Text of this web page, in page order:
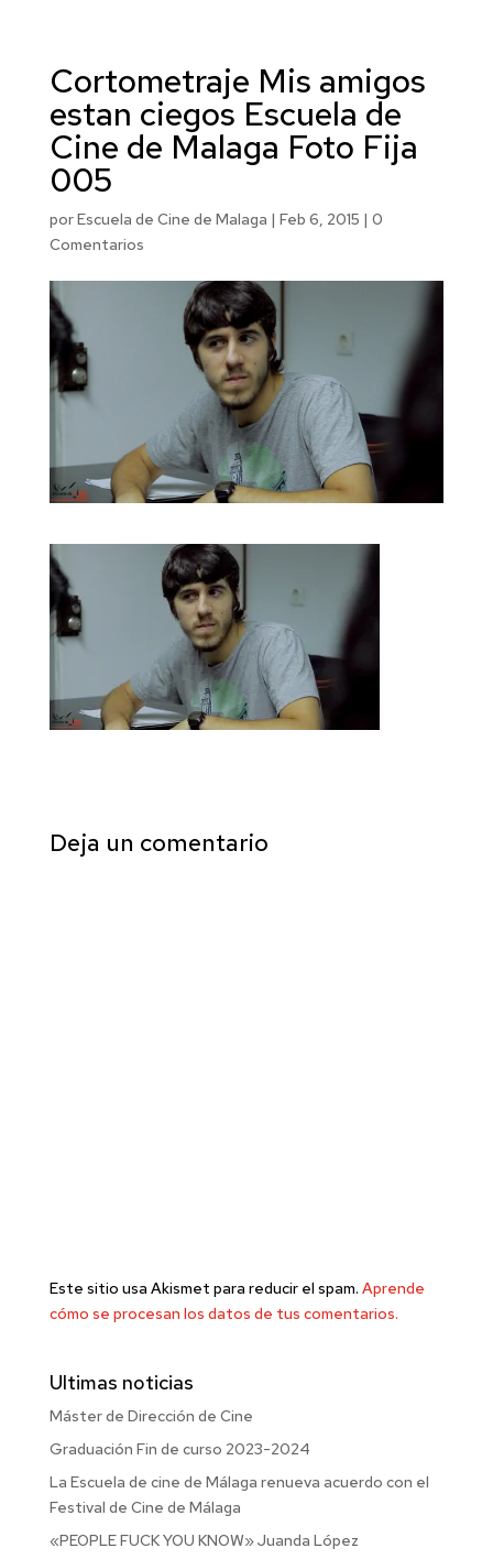
Cortometraje Mis amigos
estan ciegos Escuela de
Cine de Malaga Foto Fija
005
porEscuela de Cine de Malaga | Feb 6, 2015 | 0
Comentarios
Deja un comentario
Este sitio usa Akismet para reducir el spam. Aprende
cómo se procesan los datos de tus comentarios.
Ultimas noticias
Máster de Dirección de Cine
Graduación Fin de curso 2023-2024
La Escuela de cine de Málaga renueva acuerdo con el
Festival de Cine de Málaga
«PEOPLE FUCK YOU KNOW» Juanda López